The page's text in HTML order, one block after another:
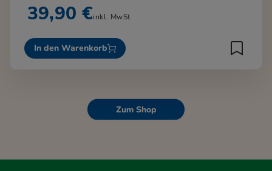
39,90 €inkl. MwSt.
In den Warenkorb
Zum Shop